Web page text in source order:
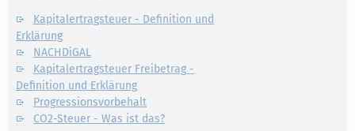
Kapitalertragsteuer - Definition und
Erklärung
NACHDiGAL
Kapitalertragsteuer Freibetrag -
Definition und Erklärung
Progressionsvorbehalt
CO2-Steuer - Was ist das?